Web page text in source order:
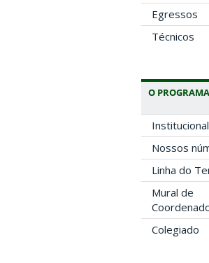
Egressos
Técnicos
O PROGRAMA
Institucional
Nossos
Linha do
Mural de
Colegiado